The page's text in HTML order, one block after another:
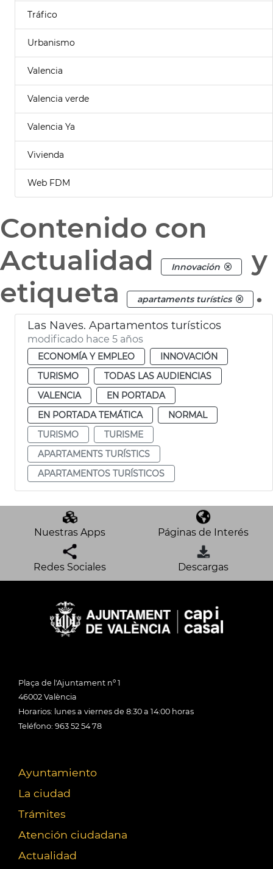
Tráfico
Urbanismo
Valencia
Valencia verde
Valencia Ya
Vivienda
Web FDM
Contenido con
Actualidad
Innovación
y
etiqueta
apartaments turístics .
Las Naves. Apartamentos turísticos
modificado hace 5 años
ECONOMÍA Y EMPLEO
INNOVACIÓN
TURISMO
TODAS LAS AUDIENCIAS
VALENCIA
EN PORTADA
EN PORTADA TEMÁTICA
NORMAL
TURISMO
TURISME
APARTAMENTS TURÍSTICS
APARTAMENTOS TURÍSTICOS
Nuestras Apps Páginas de Interés
Redes Sociales Descargas
Plaça de l'Ajuntament nº 1
46002 València
Horarios: lunes a viernes de 8:30 a 14:00 horas
Teléfono: 963 52 54 78
Ayuntamiento
La ciudad
Trámites
Atención ciudadana
Actualidad